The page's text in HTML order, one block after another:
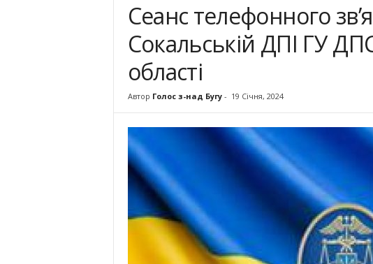
Сеанс телефонного
Сокальській ДПІ ГУ
області
Автор Голос з-над Бугу- 19 Січня, 2024